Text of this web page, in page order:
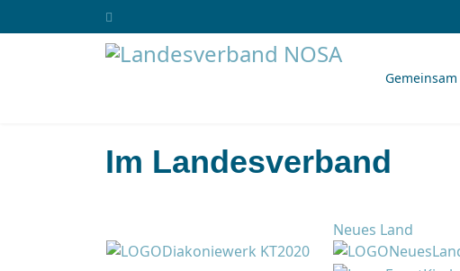
Gemeinsam
Im Landesverband
Neues Land